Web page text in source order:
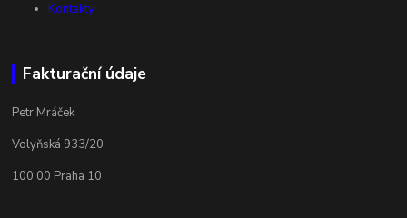
Kontakty
Fakturační údaje
Petr Mráček
Volyňská 933/20
100 00 Praha 10